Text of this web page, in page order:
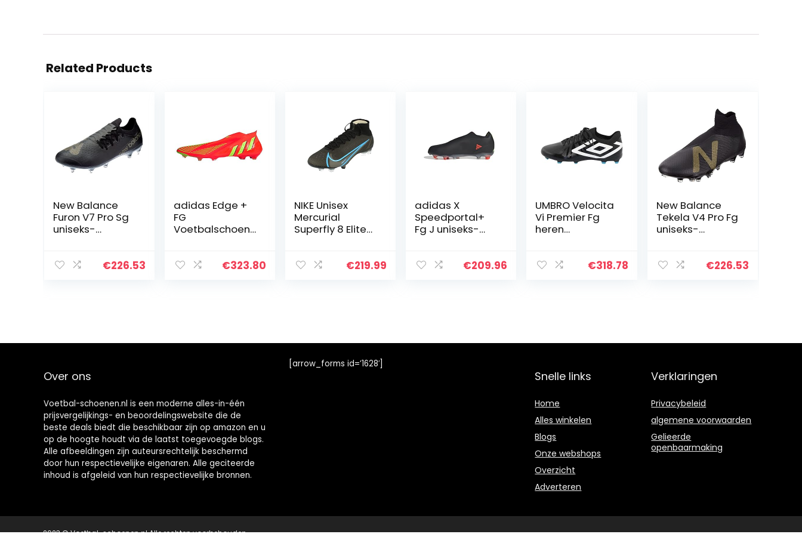
Related Products
New Balance
Furon V7 Pro Sg
uniseks-
€226.53
adidas Edge +
FG
Voetbalschoene
€323.80
NIKE Unisex
Mercurial
Superfly 8 Elite
n
€219.99
adidas X
Speedportal+
Fg J uniseks-
€209.96
UMBRO Velocita
Vi Premier Fg
heren
€318.78
New Balance
Tekela V4 Pro Fg
uniseks-
€226.53
Over ons
Voetbal-schoenen.nl is een moderne alles-in-één
prijsvergelijkings- en beoordelingswebsite die de
beste deals biedt die beschikbaar zijn op amazon en u
op de hoogte houdt via de laatst toegevoegde blogs.
Alle afbeeldingen zijn auteursrechtelijk beschermd
door hun respectievelijke eigenaren. Alle geciteerde
inhoud is afgeleid van hun respectievelijke bronnen.
[arrow_forms id=’1628′]
Snelle links
Home
Alles winkelen
Blogs
Onze webshops
Overzicht
Adverteren
Verklaringen
Privacybeleid
algemene voorwaarden
Gelieerde
openbaarmaking